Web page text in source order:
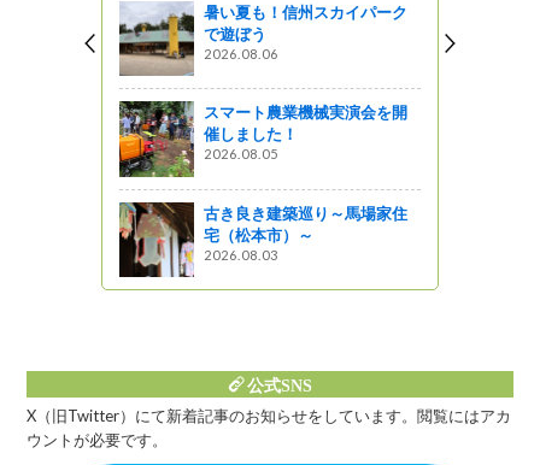
暑い夏も！信州スカイパーク
で遊ぼう
2026.08.06
スマート農業機械実演会を開
催しました！
2026.08.05
古き良き建築巡り～馬場家住
宅（松本市）～
2026.08.03
公式SNS
X（旧Twitter）にて新着記事のお知らせをしています。閲覧にはアカ
ウントが必要です。